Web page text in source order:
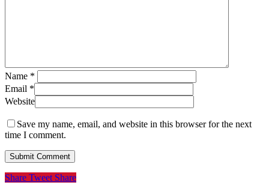
Name *
Email *
Website
Save my name, email, and website in this browser for the next
time I comment.
Share Tweet Share